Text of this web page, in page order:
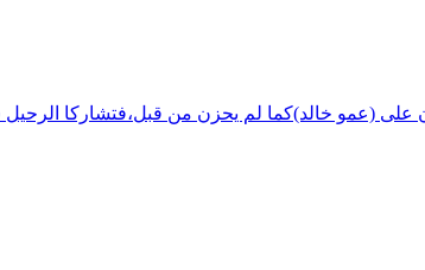
(عمو خالد)كما لم يحزن من قبل،فتشاركا الرحيل